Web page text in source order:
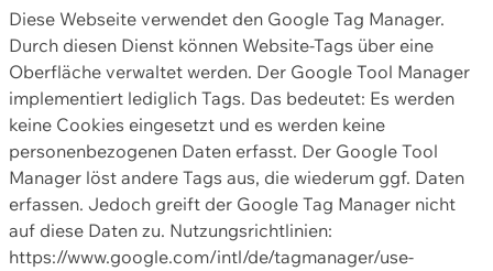
Diese Webseite verwendet den Google Tag Manager.
Durch diesen Dienst können Website-Tags über eine
Oberfläche verwaltet werden. Der Google Tool Manager
implementiert lediglich Tags. Das bedeutet: Es werden
keine Cookies eingesetzt und es werden keine
personenbezogenen Daten erfasst. Der Google Tool
Manager löst andere Tags aus, die wiederum ggf. Daten
erfassen. Jedoch greift der Google Tag Manager nicht
auf diese Daten zu. Nutzungsrichtlinien:
https://www.google.com/intl/de/tagmanager/use-